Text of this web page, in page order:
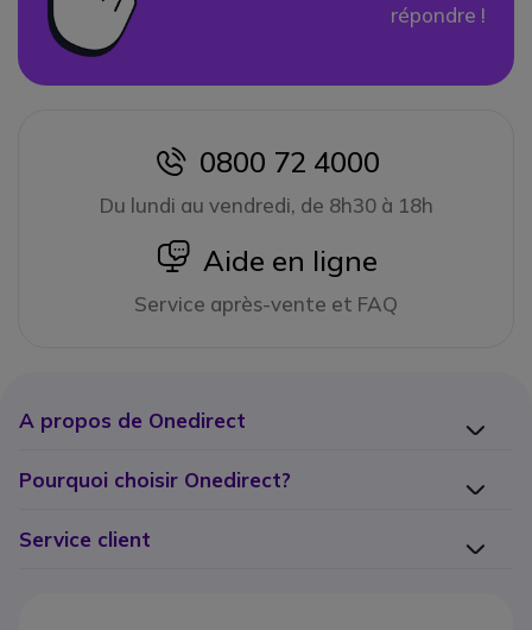
répondre !
icon
0800 72 4000
Du lundi au vendredi, de 8h30 à 18h
icon
Aide en ligne
Service après-vente et FAQ
A propos de Onedirect
Pourquoi choisir Onedirect?
Service client